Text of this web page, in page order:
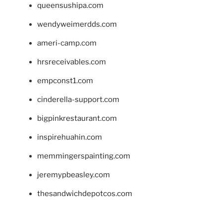
queensushipa.com
wendyweimerdds.com
ameri-camp.com
hrsreceivables.com
empconst1.com
cinderella-support.com
bigpinkrestaurant.com
inspirehuahin.com
memmingerspainting.com
jeremypbeasley.com
thesandwichdepotcos.com